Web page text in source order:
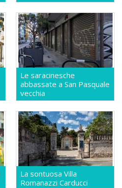
Le saracinesche
abbassate a San Pasquale
vecchia
La sontuosa Villa
Romanazzi Carducci